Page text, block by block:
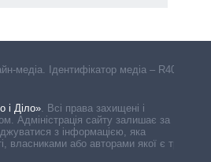
медіа. Ідентифікатор медіа – R40-
і Діло»
Всі права захищені і
Адміністрація сайту залишає за
з інформацією, яка
власниками або авторами якої є треті